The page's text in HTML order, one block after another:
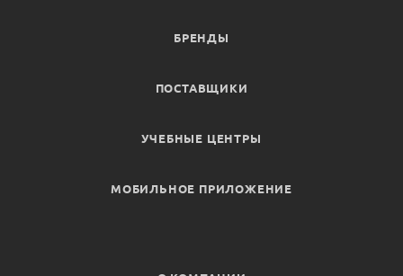
БРЕНДЫ
ПОСТАВЩИКИ
УЧЕБНЫЕ ЦЕНТРЫ
МОБИЛЬНОЕ ПРИЛОЖЕНИЕ